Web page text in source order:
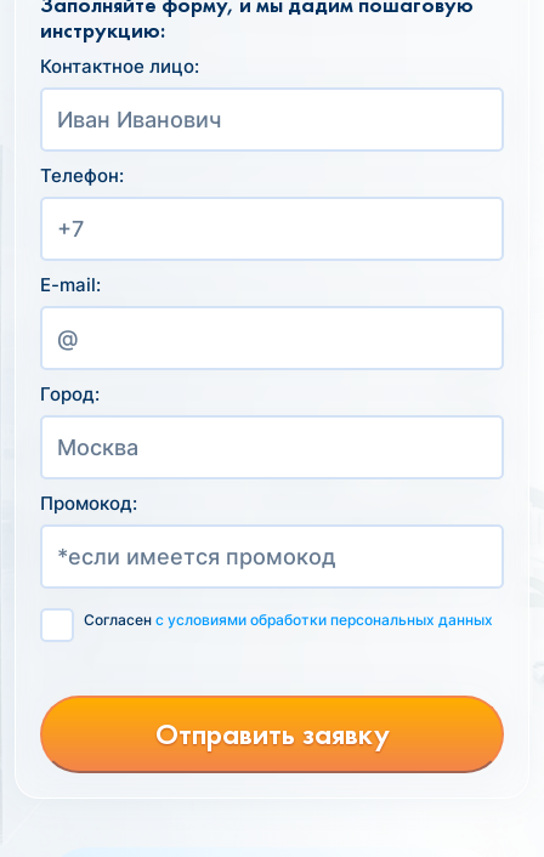
инструкцию:
Контактное лицо:
Телефон:
E-mail:
Город:
Промокод:
Согласен с условиями обработки персональных данных
Отправить заявку